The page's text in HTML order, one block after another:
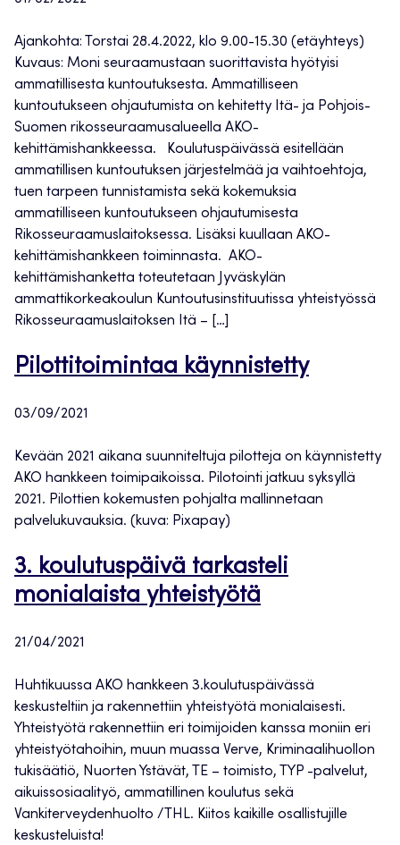
Ajankohta: Torstai 28.4.2022, klo 9.00-15.30 (etäyhteys)
Kuvaus: Moni seuraamustaan suorittavista hyötyisi
ammatillisesta kuntoutuksesta. Ammatilliseen
kuntoutukseen ohjautumista on kehitetty Itä- ja Pohjois-
Suomen rikosseuraamusalueella AKO-
kehittämishankkeessa. Koulutuspäivässä esitellään
ammatillisen kuntoutuksen järjestelmää ja vaihtoehtoja,
tuen tarpeen tunnistamista sekä kokemuksia
ammatilliseen kuntoutukseen ohjautumisesta
Rikosseuraamuslaitoksessa. Lisäksi kuullaan AKO-
kehittämishankkeen toiminnasta. AKO-
kehittämishanketta toteutetaan Jyväskylän
ammattikorkeakoulun Kuntoutusinstituutissa yhteistyössä
Rikosseuraamuslaitoksen Itä – […]
Pilottitoimintaa käynnistetty
03/09/2021
Kevään 2021 aikana suunniteltuja pilotteja on käynnistetty
AKO hankkeen toimipaikoissa. Pilotointi jatkuu syksyllä
2021. Pilottien kokemusten pohjalta mallinnetaan
palvelukuvauksia. (kuva: Pixapay)
3. koulutuspäivä tarkasteli
monialaista yhteistyötä
21/04/2021
Huhtikuussa AKO hankkeen 3.koulutuspäivässä
keskusteltiin ja rakennettiin yhteistyötä monialaisesti.
Yhteistyötä rakennettiin eri toimijoiden kanssa moniin eri
yhteistyötahoihin, muun muassa Verve, Kriminaalihuollon
tukisäätiö, Nuorten Ystävät, TE – toimisto, TYP -palvelut,
aikuissosiaalityö, ammatillinen koulutus sekä
Vankiterveydenhuolto /THL. Kiitos kaikille osallistujille
keskusteluista!